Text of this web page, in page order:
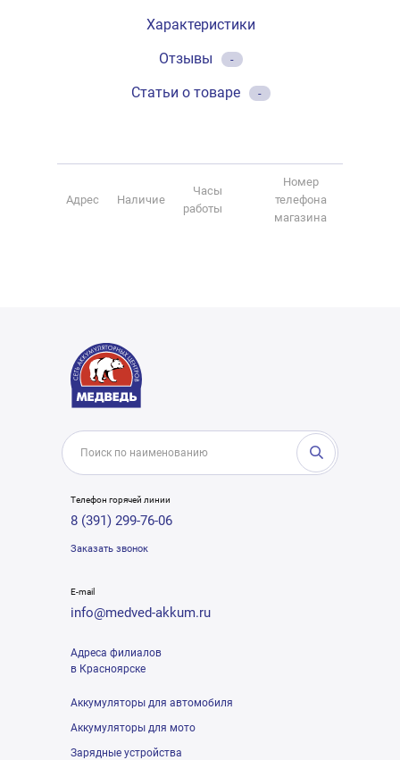
Характеристики
Отзывы
-
Статьи о товаре -
Адрес Наличие
Часы
работы
Номер
телефона
магазина
Телефон горячей линии
8 (391) 299-76-06
Заказать звонок
E-mail
info@medved-akkum.ru
Адреса филиалов
в Красноярске
Аккумуляторы для автомобиля
Аккумуляторы для мото
Зарядные устройства